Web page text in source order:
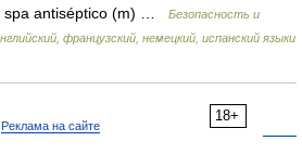
spa antiséptico (m) …
Безопасность и
французский, немецкий, испанский языки
18+
Реклама на сайте